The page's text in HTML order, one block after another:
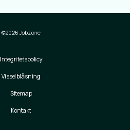
©2026 Jobzone
Integritetspolicy
Visselblåsning
Sitemap
Kontakt